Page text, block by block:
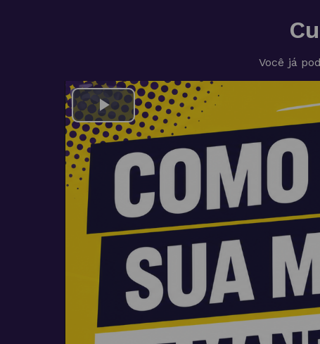
Você já
Play
Video